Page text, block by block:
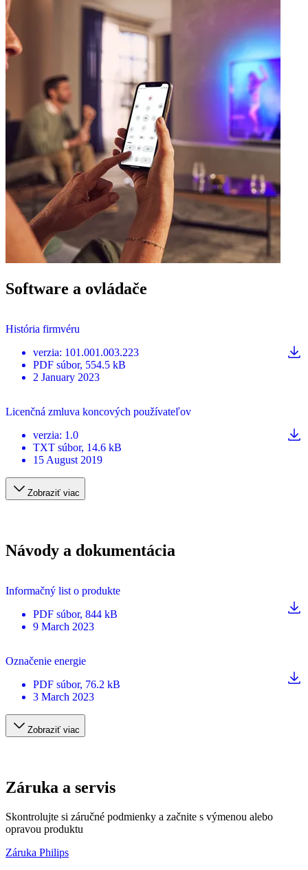
Software a ovládače
História firmvéru
verzia: 101.001.003.223
PDF súbor, 554.5 kB
2 January 2023
Licenčná zmluva koncových používateľov
verzia: 1.0
TXT súbor, 14.6 kB
15 August 2019
Zobraziť viac
Návody a dokumentácia
Informačný list o produkte
PDF súbor, 844 kB
9 March 2023
Označenie energie
PDF súbor, 76.2 kB
3 March 2023
Zobraziť viac
Záruka a servis
Skontrolujte si záručné podmienky a začnite s výmenou alebo
opravou produktu
Záruka Philips